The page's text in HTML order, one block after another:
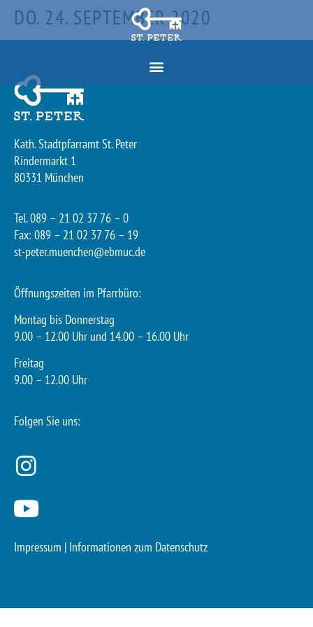
DO. 24. SEPTEMBER 2020
Kath. Stadtpfarramt St. Peter
Rindermarkt 1
80331 München
Tel. 089 – 21 02 37 76 – 0
Fax: 089 – 21 02 37 76 – 19
st-peter.muenchen@ebmuc.de
Öffnungszeiten im Pfarrbüro:
Montag bis Donnerstag
9.00 – 12.00 Uhr und 14.00 – 16.00 Uhr
Freitag
9.00 – 12.00 Uhr
Folgen Sie uns:
Impressum | Informationen zum Datenschutz